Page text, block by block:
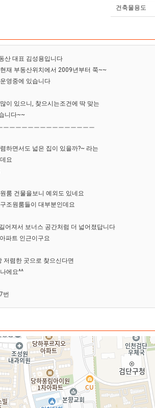
건축물용도
산 대표 김성용입니다
재 부동산위치에서 2009년부터 쭉~~
영중에 있습니다
이 있으니, 찾으시는조건에 딱 맞는
니다~~
ㅡㅡㅡㅡㅡㅡㅡㅡㅡㅡㅡㅡㅡㅡㅡ
하면서도 넓은 집이 있을까?~ 라는
요
룸 건물을보니 예외도 있네요
조원룸들이 대부분인데요
어져서 보너스 공간처럼 더 넓어졌답니다
파트 인근이구요
저렴한 곳으로 찾으신다면
에요^^
번